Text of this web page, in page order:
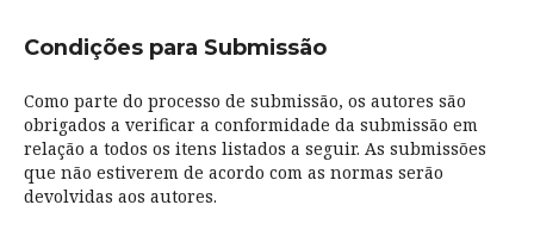
Condições para Submissão
Como parte do processo de submissão, os autores são
obrigados a verificar a conformidade da submissão em
relação a todos os itens listados a seguir. As submissões
que não estiverem de acordo com as normas serão
devolvidas aos autores.